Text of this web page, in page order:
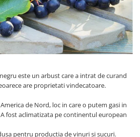
este un arbust care a intrat de curand
are proprietati vindecatoare.
de Nord, loc in care o putem gasi in
fost aclimatizata pe continentul european
pentru productia de vinuri si sucuri.